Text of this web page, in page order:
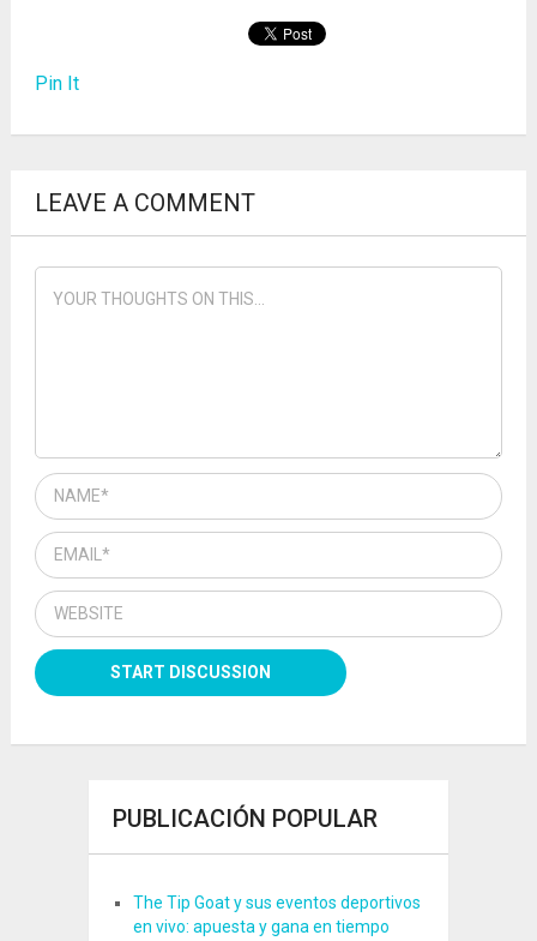
Pin It
LEAVE A COMMENT
PUBLICACIÓN POPULAR
The Tip Goat y sus eventos deportivos
en vivo: apuesta y gana en tiempo